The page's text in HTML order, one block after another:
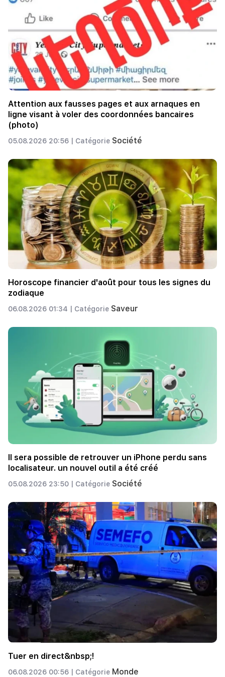
Attention aux fausses pages et aux arnaques en
ligne visant à voler des coordonnées bancaires
(photo)
05.08.2026 20:56 | Catégorie Société
Horoscope financier d'août pour tous les signes du
zodiaque
06.08.2026 01:34 | Catégorie Saveur
Il sera possible de retrouver un iPhone perdu sans
localisateur. un nouvel outil a été créé
05.08.2026 23:50 | Catégorie Société
Tuer en direct&nbsp;!
06.08.2026 00:56 | Catégorie Monde